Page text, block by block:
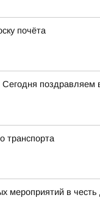
почёта
транспорта
в